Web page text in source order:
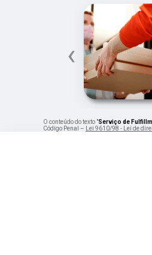
‹
O conteúdo do texto "Serviço de
Código Penal – Lei 9610/98 - Lei de